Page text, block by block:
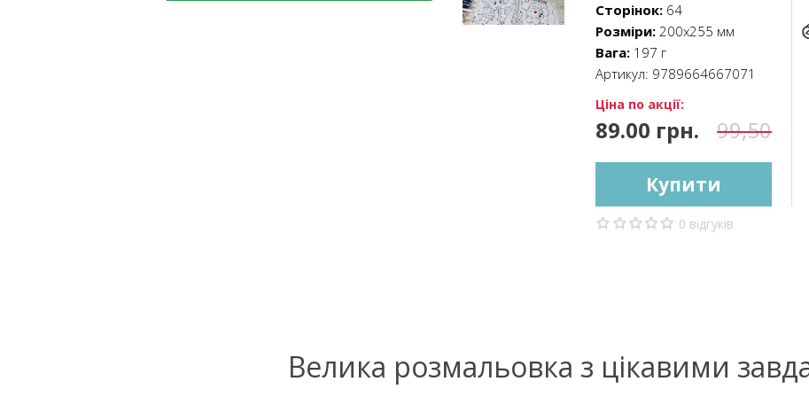
Сторінок: 64
Розміри: 200х255 мм
Вага: 197 г
Артикул: 9789664667071
Ціна по акції:
89.00 грн. 99,50
Купити
0 відгуків
Велика розмальовка з цікавими